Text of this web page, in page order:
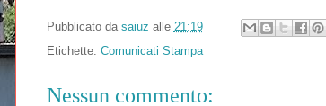
Pubblicato da saiuz alle 21:19
Etichette: Comunicati Stampa
Nessun commento: